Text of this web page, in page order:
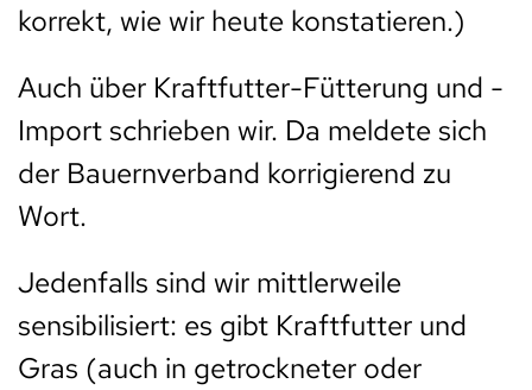
korrekt, wie wir heute konstatieren.)
Auch über Kraftfutter-Fütterung und -
Import schrieben wir. Da meldete sich
der Bauernverband korrigierend zu
Wort.
Jedenfalls sind wir mittlerweile
sensibilisiert: es gibt Kraftfutter und
Gras (auch in getrockneter oder